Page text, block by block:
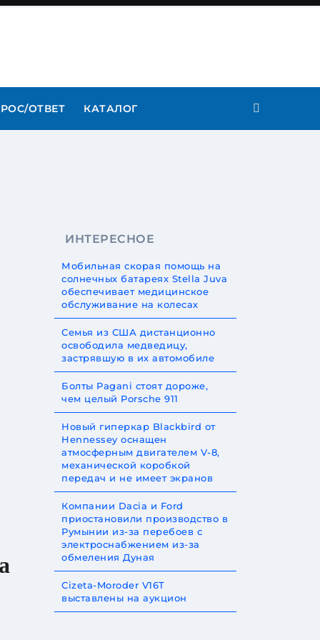
ОТВЕТ КАТАЛОГ
ИНТЕРЕСНОЕ
Мобильная скорая помощь на
солнечных батареях Stella Juva
обеспечивает медицинское
обслуживание на колесах
Семья из США дистанционно
освободила медведицу,
застрявшую в их автомобиле
Болты Pagani стоят дороже,
чем целый Porsche 911
Новый гиперкар Blackbird от
Hennessey оснащен
атмосферным двигателем V-8,
механической коробкой
передач и не имеет экранов
Компании Dacia и Ford
приостановили производство в
Румынии из-за перебоев с
электроснабжением из-за
обмеления Дуная
Cizeta-Moroder V16T
выставлены на аукцион